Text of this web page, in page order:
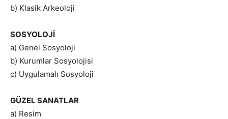
b) Klasik Arkeoloji
SOSYOLOJİ
a) Genel Sosyoloji
b) Kurumlar Sosyolojisi
c) Uygulamalı Sosyoloji
GÜZEL SANATLAR
a) Resim